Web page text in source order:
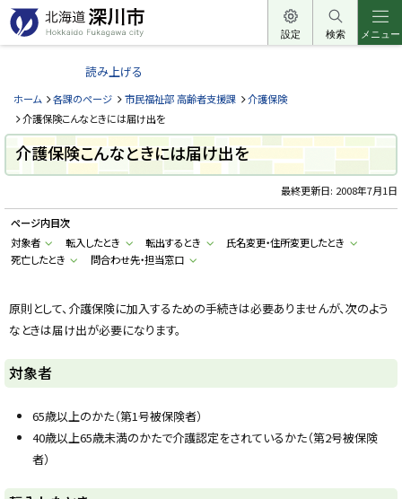
本
文
へ
ー
北
道
深
川
市
H
k
a
d
o
a
g
a
a
c
i
設定 検索 メニュー
読み上げる
ホーム 各課のページ 市民福祉部 高齢者支援課
介護保険
介護保険こんなときには届け出を
介護保険こんなときには届け出を
最終更新日: 2008年7月1日
ページ内目次
対象者
転入したとき 転出するとき
氏名変更・住所変更したとき
死亡したとき
問合わせ先・担当窓口
原則として、介護保険に加入するための手続きは必要ありませんが、次のよう
なときは届け出が必要になります。
対象者
65歳以上のかた（第1号被保険者）
40歳以上65歳未満のかたで介護認定をされているかた（第2号被保険
者）